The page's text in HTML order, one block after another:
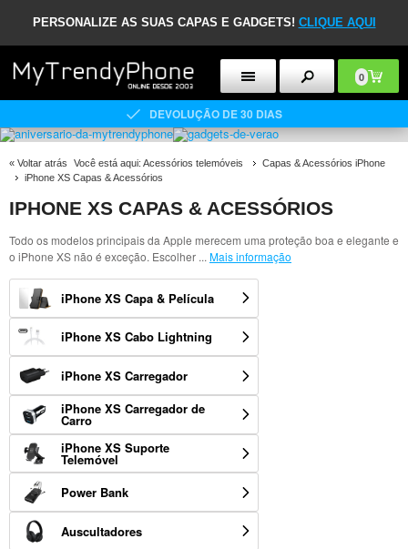
PERSONALIZE AS SUAS CAPAS E GADGETS! CLIQUE AQUI
0
ATENDIMENTO AO CLIENTE 09:00-17:00
« Voltar atrás Você está aqui: Acessórios telemóveis
Capas & Acessórios iPhone
iPhone XS Capas & Acessórios
IPHONE XS CAPAS & ACESSÓRIOS
Todo os modelos principais da Apple merecem uma proteção boa e elegante e
o iPhone XS não é exceção. Escolher ... Mais informação
iPhone XS Capa & Película
iPhone XS Cabo Lightning
iPhone XS Carregador
iPhone XS Carregador de
Carro
iPhone XS Suporte
Telemóvel
Power Bank
Auscultadores